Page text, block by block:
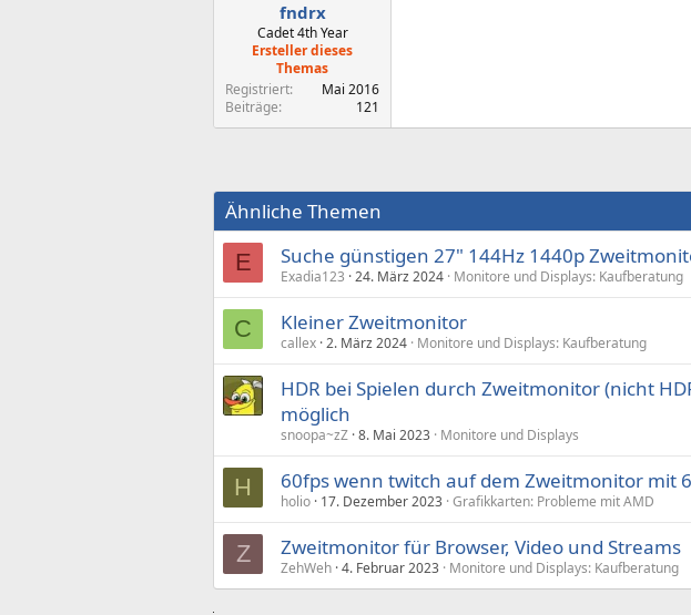
fndrx
Cadet 4th Year
Ersteller dieses
Themas
Registriert
Mai 2016
Beiträge
121
Ähnliche Themen
E Suche günstigen 27" 144Hz 1440p
Exadia123 24. März 2024 Monitore und Displays: Kaufberatung
C Kleiner Zweitmonitor
callex 2. März 2024 Monitore und Displays: Kaufberatung
HDR bei Spielen durch Zweitmonitor (nicht
möglich
snoopa~zZ 8. Mai 2023 Monitore und Displays
H 60fps wenn twitch auf dem Zweitmonitor mit
holio 17. Dezember 2023 Grafikkarten: Probleme mit AMD
Z Zweitmonitor für Browser, Video und Streams
ZehWeh 4. Februar 2023 Monitore und Displays: Kaufberatung